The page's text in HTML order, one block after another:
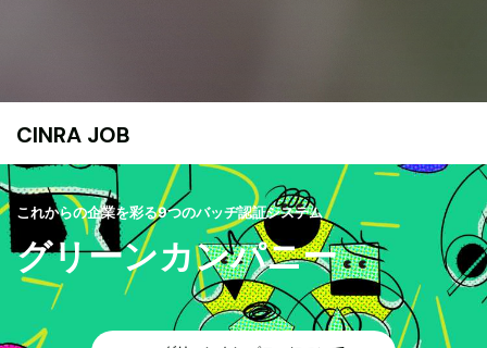
CINRA JOB
これからの企業を彩る9つのバッヂ認証システム
グリーンカンパニー